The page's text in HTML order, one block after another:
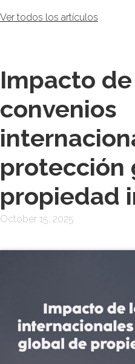
Ver todos los artículos
Impacto
convenios
protección
propiedad
October 15, 2025